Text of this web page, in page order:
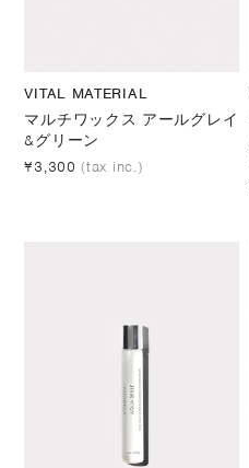
VITAL MATERIAL
マルチワックス アールグレイ
&グリーン
¥3,300 (tax inc.)